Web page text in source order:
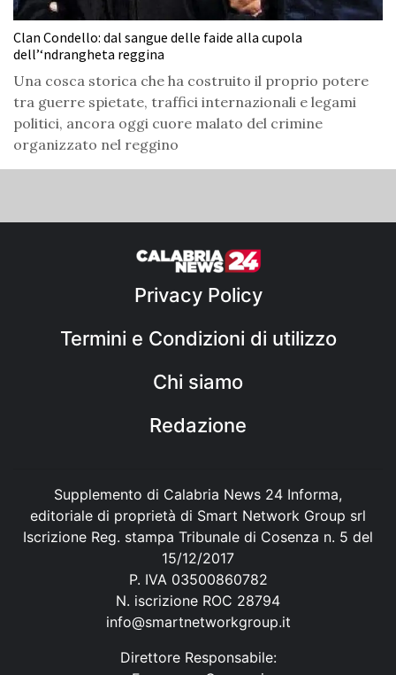
Clan Condello: dal sangue delle faide alla cupola
dell’‘ndrangheta reggina
Una cosca storica che ha costruito il proprio potere
tra guerre spietate, traffici internazionali e legami
politici, ancora oggi cuore malato del crimine
organizzato nel reggino
Privacy Policy
Termini e Condizioni di utilizzo
Chi siamo
Redazione
Supplemento di Calabria News 24 Informa,
editoriale di proprietà di Smart Network Group srl
Iscrizione Reg. stampa Tribunale di Cosenza n. 5 del
15/12/2017
P. IVA 03500860782
N. iscrizione ROC 28794
info@smartnetworkgroup.it
Direttore Responsabile: